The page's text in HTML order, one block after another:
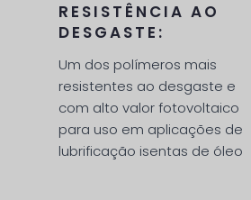
RESISTÊNCIA AO
DESGASTE:
Um dos polímeros mais
resistentes ao desgaste e
com alto valor fotovoltaico
para uso em aplicações de
lubrificação isentas de óleo